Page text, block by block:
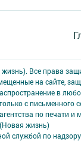
Все права
на сайте,
в
с письменного
по печати
жизнь)
службой по надзору